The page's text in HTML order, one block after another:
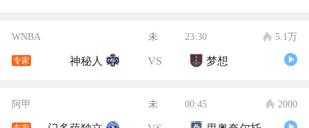
WNBA 未 23:30 5.1万
专家 神秘人 VS 梦想
阿甲 未 00:45 2000